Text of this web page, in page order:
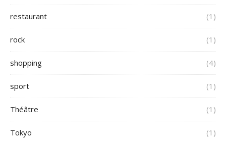
restaurant (1)
rock (1)
shopping (4)
sport (1)
Théâtre (1)
Tokyo (1)